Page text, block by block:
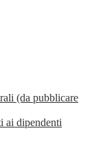
(da pubblicare
ai dipendenti